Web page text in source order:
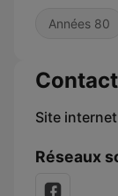
Années 80
Site internet
Réseaux